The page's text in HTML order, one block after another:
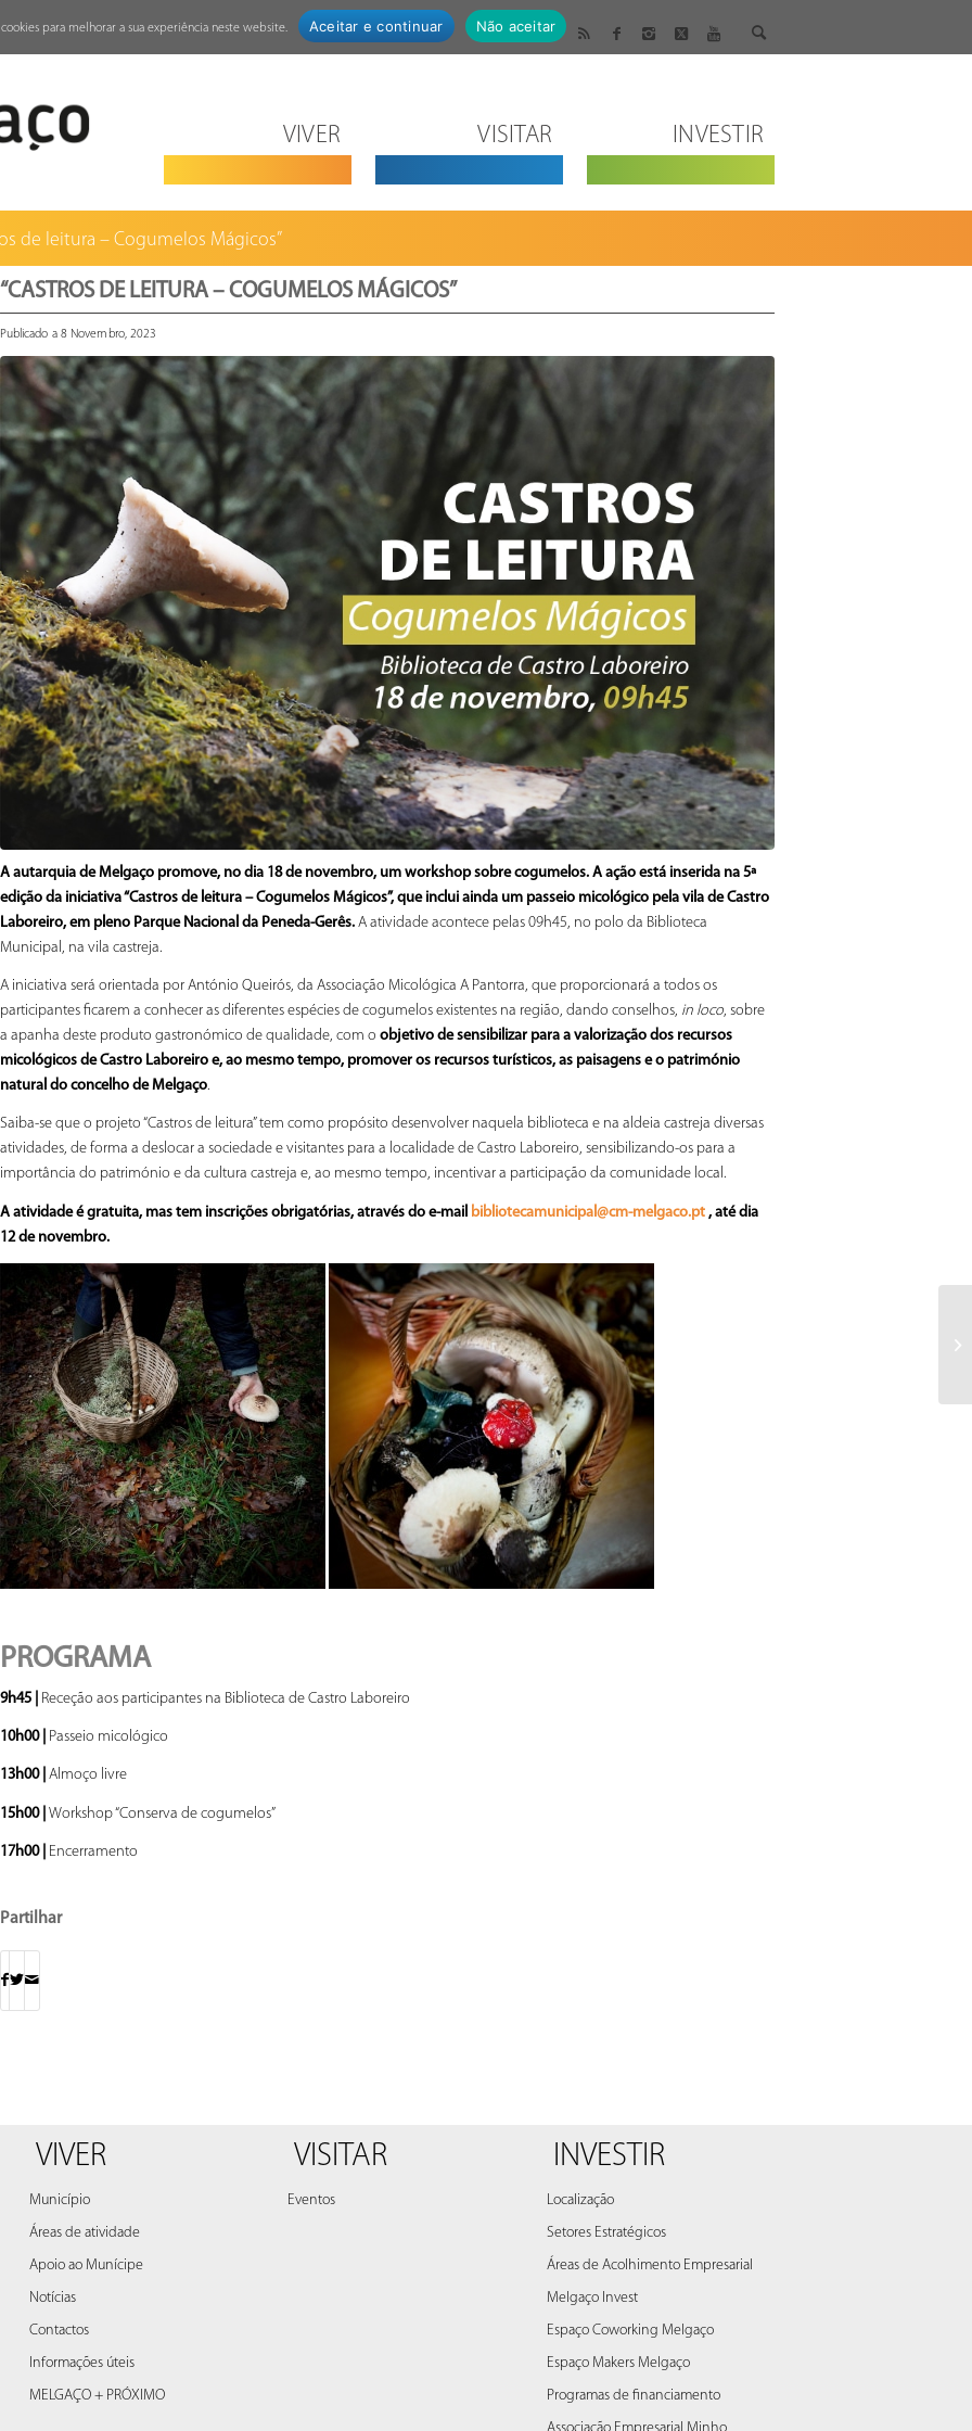
VIVER VISITAR INVESTIR
de leitura – Cogumelos Mágicos”
“CASTROS DE LEITURA – COGUMELOS MÁGICOS”
Publicado a 8 Novembro, 2023
A autarquia de Melgaço promove, no dia 18 de novembro, um workshop sobre cogumelos. A ação está inserida na 5ª
edição da iniciativa “Castros de leitura – Cogumelos Mágicos”, que inclui ainda um passeio micológico pela vila de Castro
Laboreiro, em pleno Parque Nacional da Peneda-Gerês. A atividade acontece pelas 09h45, no polo da Biblioteca
Municipal, na vila castreja.
A iniciativa será orientada por António Queirós, da Associação Micológica A Pantorra, que proporcionará a todos os
participantes ficarem a conhecer as diferentes espécies de cogumelos existentes na região, dando conselhos, in loco, sobre
a apanha deste produto gastronómico de qualidade, com o objetivo de sensibilizar para a valorização dos recursos
micológicos de Castro Laboreiro e, ao mesmo tempo, promover os recursos turísticos, as paisagens e o património
natural do concelho de Melgaço.
Saiba-se que o projeto “Castros de leitura” tem como propósito desenvolver naquela biblioteca e na aldeia castreja diversas
atividades, de forma a deslocar a sociedade e visitantes para a localidade de Castro Laboreiro, sensibilizando-os para a
importância do património e da cultura castreja e, ao mesmo tempo, incentivar a participação da comunidade local.
A atividade é gratuita, mas tem inscrições obrigatórias, através do e-mail bibliotecamunicipal@cm-melgaco.pt, até dia
12 de novembro.
PROGRAMA
9h45 | Receção aos participantes na Biblioteca de Castro Laboreiro
10h00 | Passeio micológico
13h00 | Almoço livre
15h00 | Workshop “Conserva de cogumelos”
17h00 | Encerramento
Partilhar
VIVER
Município
Áreas de atividade
Apoio ao Munícipe
Notícias
Contactos
Informações úteis
MELGAÇO + PRÓXIMO
VISITAR
Eventos
INVESTIR
Localização
Setores Estratégicos
Áreas de Acolhimento Empresarial
Melgaço Invest
Espaço Coworking Melgaço
Espaço Makers Melgaço
Programas de financiamento
para melhorar a sua experiência neste website. Aceitar e continuar Não aceitar